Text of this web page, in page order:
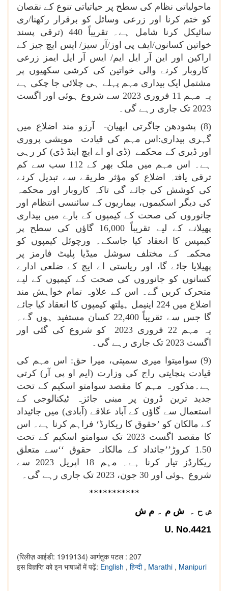
ماحولیاتی نظام کی سطح پر حیاتیاتی تنوع کے نقصان
کو ختم کرنا اور زرعی وسائل کو برقرار رکھنا/ری
سائیکل کرنا شامل ہے۔ تقریباً 440 (ترقی پسند
خواتین کسانوں/ایف پی اوز/آر سیز/ ایس ایچ جیز کے
اراکین اور این آر ایل ایم/ ایس آر ایل ایمز زرعی
کاروبار کرنے والی خواتین کی کرشی سکھیوں پر
مشتمل ایک بیداری مہم پہلے ہی چلائی جا چکی ہے
یہ مہم 11 فروری 2023 سے شروع ہوئی اور اگست
2023 تک جاری رہے گی۔
(8) پشودھن جاگرتی ابھیان- آرزو مند اضلاع میں
گہری بیداری:اس مہم کی قیادت مویشی پروری
اور ڈیری کے محکمے (ڈی او اے ایچ اینڈ ڈی) کر رہی
ہے۔ اس مہم میں ملک بھر کے 112 سب سے کم
ترقی یافتہ اضلاع کو مؤثر طریقے سے تبدیل کرنے
کی کوشش کی جائے گی تاکہ کاروبار اور محکمہ
کی دیگر اسکیموں، بیماریوں کے سائنسی انتظام اور
جانوروں کی صحت کے کیمپوں کے بارے میں بیداری
پھیلانے کے لیے تقریباً 16,000 گاؤں کی سطح پر
کیمپس کا انعقاد کیا جاسکے۔ ورچوئل کیمپوں کو
محکمہ کے مختلف سوشل میڈیا پلیٹ فارمز پر
پھیلایا جائے گا، اور ریاستی اے ایچ کے ضلعی ادارے
کسانوں کو جانوروں کی صحت کے کیمپوں کے لیے
متحرک کریں گے۔ اس کے علاوہ تمام خواہش مند
اضلاع میں 224 اینیمل ہیلتھ کیمپوں کا انعقاد کیا جائے
گا جس سے تقریباً 22,400 کسان مستفید ہوں گے۔
یہ مہم 22 فروری 2023 کو شروع کی گئی اور
اگست 2023 تک جاری رہے گی۔
(9) سوامیتوا میری سمپتی، میرا حق: اس مہم کی
قیادت پنچایتی راج کی وزارت (ایم او پی آر) کرتی
ہے۔مذکورہ مہم کا مقصد سوامتو اسکیم کے تحت
جدید ترین ڈرون پر مبنی جائزہ ٹیکنالوجی کے
استعمال سے گاؤں کے آباد علاقے (آبادی) میں جائیداد
کے مالکان کو ’حقوق کا ریکارڈ‘ فراہم کرنا ہے۔ اس
کا مقصد اگست 2023 تک سوامتو اسکیم کے تحت
1.50 کروڑ’’جائداد کے مالکانہ حقوق ‘‘سے متعلق
ریکارڈز تیار کرنا ہے۔ مہم 18 اپریل 2023 سے
شروع ہوئی اور 30 جون، 2023 تک جاری رہے گی۔
********
***
ش ح ۔
ش م ۔ م ش
U. No.4421
(रिलीज़ आईडी: 1919134) आगंतुक पटल : 207
इस विज्ञप्ति को इन भाषाओं में पढ़ें: English , हिन्दी , Marathi , Manipuri